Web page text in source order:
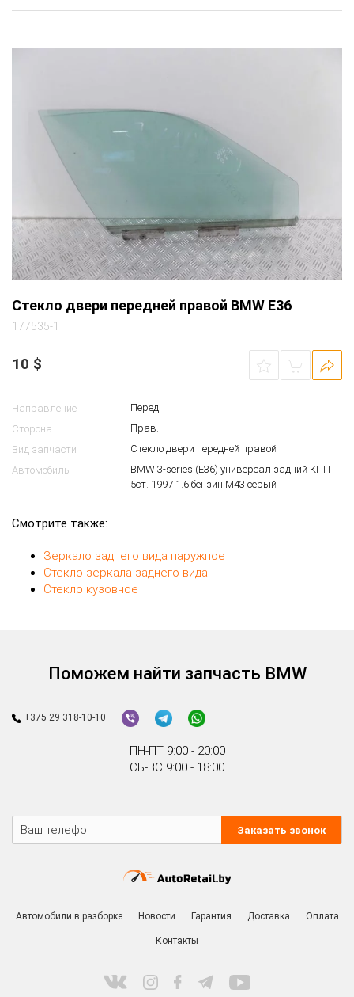
Стекло двери передней правой BMW E36
177535-1
10 $
Направление
Перед.
Сторона
Прав.
Вид запчасти
Стекло двери передней правой
Автомобиль
BMW 3-series (E36) универсал задний КПП
5ст. 1997 1.6 бензин M43 серый
Смотрите также:
Зеркало заднего вида наружное
Стекло зеркала заднего вида
Стекло кузовное
Поможем найти запчасть BMW
+375 29 318-10-10
ПН-ПТ 9:00 - 20:00
СБ-ВС 9:00 - 18:00
Заказать звонок
Автомобили в разборке Новости Гарантия Доставка Оплата
Контакты